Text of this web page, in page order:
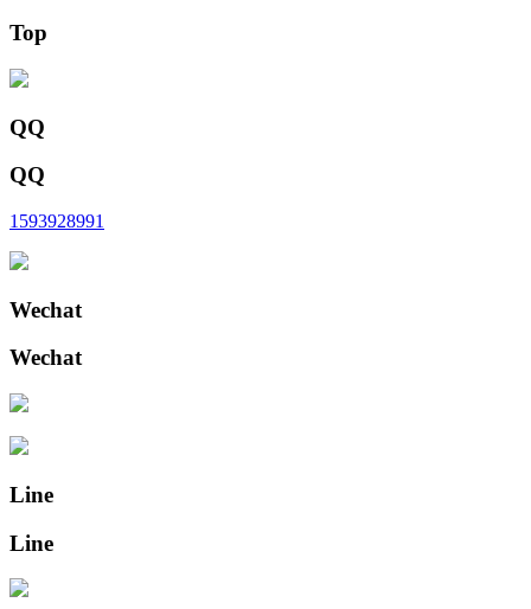
Top
QQ
QQ
1593928991
Wechat
Wechat
Line
Line